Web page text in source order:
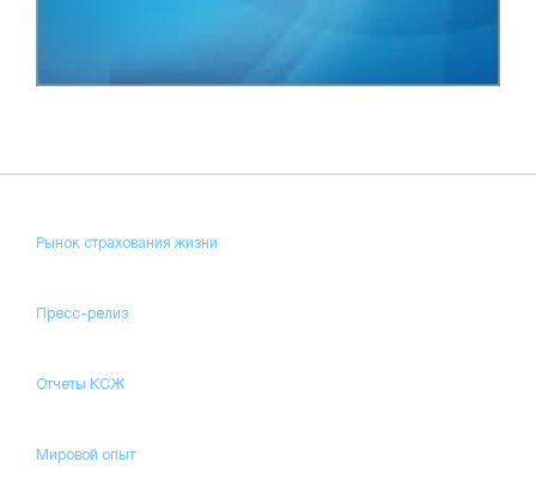
Рынок страхования жизни
Пресс-релиз
Отчеты КСЖ
Мировой опыт